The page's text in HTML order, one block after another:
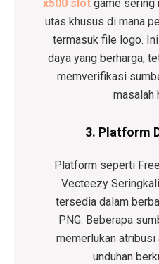
x500 slot game sering
utas khusus di mana
termasuk file logo.
daya yang berharga,
memverifikasi
masalah
3. Platform
Platform seperti
Vecteezy
tersedia dalam
PNG. Beberapa
memerlukan atribusi
unduhan